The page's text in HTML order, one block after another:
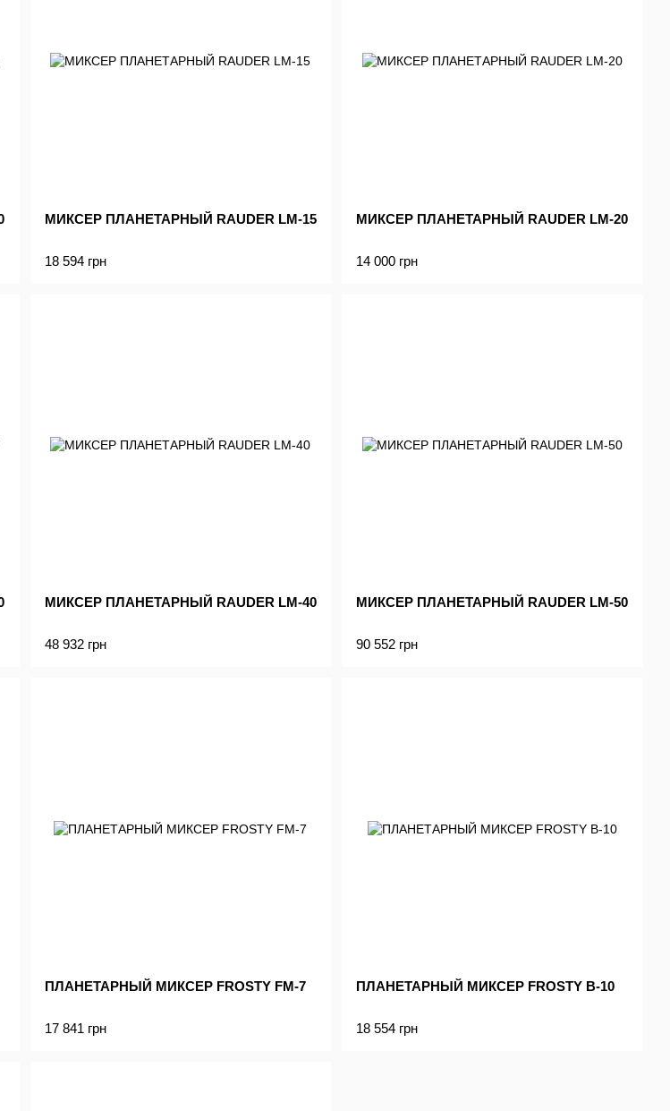
МИКСЕР ПЛАНЕТАРНЫЙ RAUDER LM-15
18 594 грн
МИКСЕР ПЛАНЕТАРНЫЙ RAUDER LM-20
14 000 грн
МИКСЕР ПЛАНЕТАРНЫЙ RAUDER LM-40
48 932 грн
МИКСЕР ПЛАНЕТАРНЫЙ RAUDER LM-50
90 552 грн
ПЛАНЕТАРНЫЙ МИКСЕР FROSTY FM-7
17 841 грн
ПЛАНЕТАРНЫЙ МИКСЕР FROSTY B-10
18 554 грн